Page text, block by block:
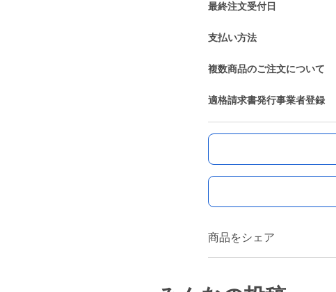
最終注文受付日
支払い方法
複数商品のご注文について
適格請求書発行事業者登録
商品をシェア